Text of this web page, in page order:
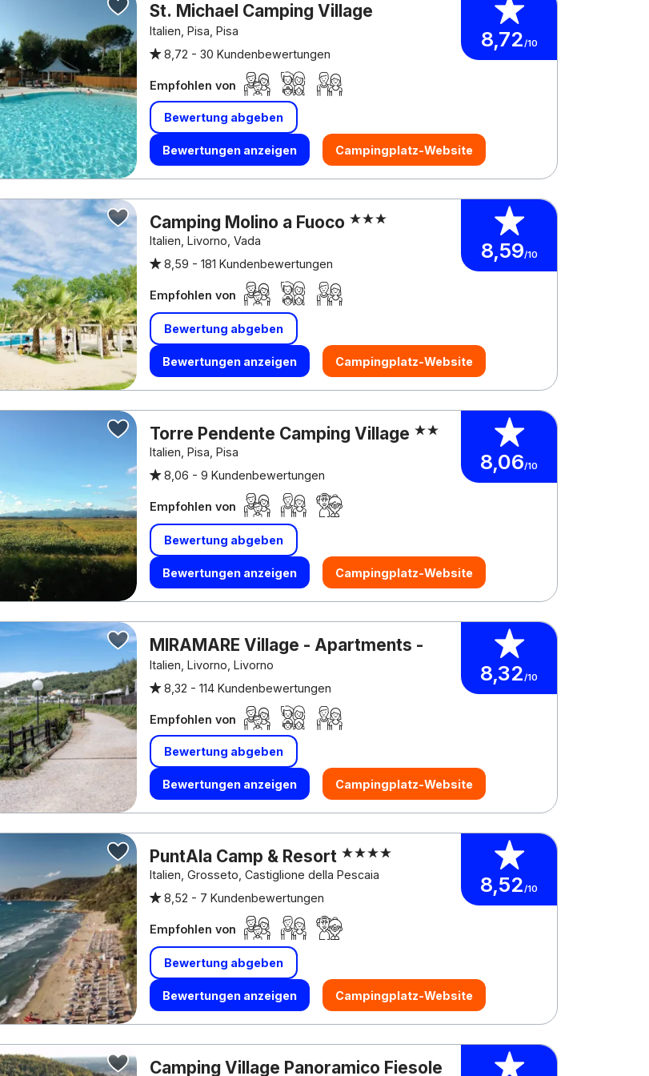
8,72/10
St. Michael Camping Village
iNTERNATiONAL
Italien, Pisa, Pisa
8,72 -30 Kundenbewertungen
Empfohlen von
Bewertung abgeben
Bewertungen anzeigen Campingplatz-Website
8,59/10
Camping Molino a Fuoco
Italien, Livorno, Vada
8,59 -181 Kundenbewertungen
Empfohlen von
Bewertung abgeben
Bewertungen anzeigen Campingplatz-Website
8,06/10
Torre Pendente Camping Village
Italien, Pisa, Pisa
8,06 -9 Kundenbewertungen
Empfohlen von
Bewertung abgeben
Bewertungen anzeigen Campingplatz-Website
8,32/10
MIRAMARE Village - Apartments -
Camping
Italien, Livorno, Livorno
8,32 -114 Kundenbewertungen
Empfohlen von
Bewertung abgeben
Bewertungen anzeigen Campingplatz-Website
8,52/10
PuntAla Camp & Resort
Italien, Grosseto, Castiglione della Pescaia
8,52 - 7 Kundenbewertungen
Empfohlen von
Bewertung abgeben
Bewertungen anzeigen Campingplatz-Website
Camping Village Panoramico Fiesole